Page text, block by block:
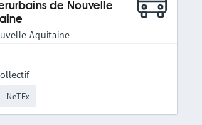
de Nouvelle
Aquitaine
NeTEx